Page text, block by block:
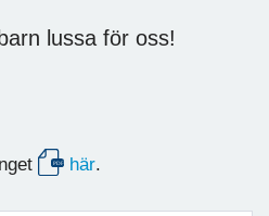
lussa för oss!
här.